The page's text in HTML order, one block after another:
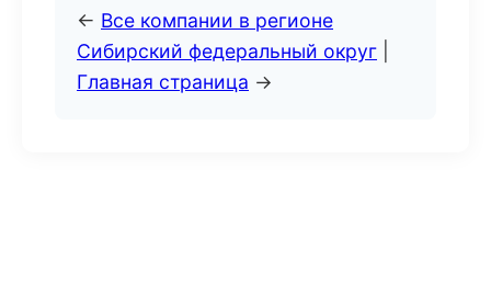
← Все компании в регионе
Сибирский федеральный округ
Главная страница →